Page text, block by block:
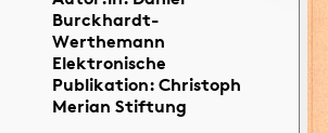
Burckhardt-
Werthemann
Elektronische
Publikation: Christoph
Merian Stiftung